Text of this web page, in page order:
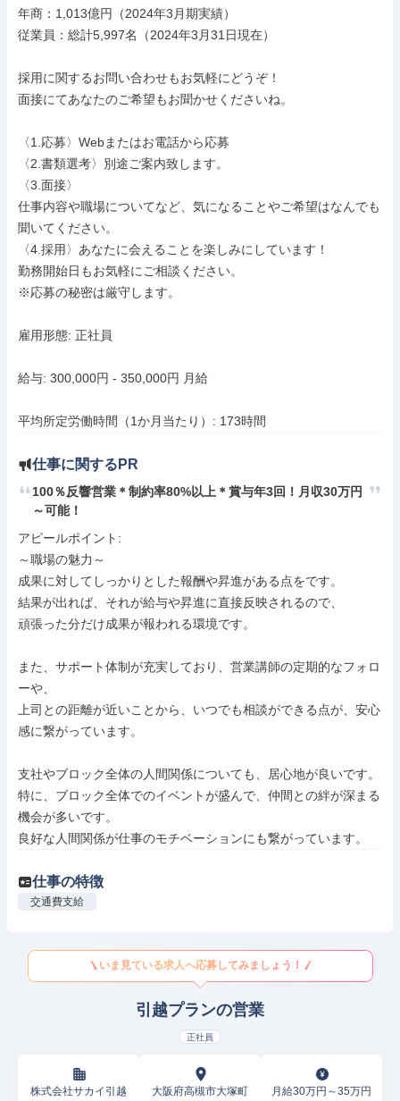
年商：1,013億円（2024年3月期実績）
従業員：総計5,997名（2024年3月31日現在）
採用に関するお問い合わせもお気軽にどうぞ！
面接にてあなたのご希望もお聞かせくださいね。
〈1.応募〉Webまたはお電話から応募
〈2.書類選考〉別途ご案内致します。
〈3.面接〉
仕事内容や職場についてなど、気になることやご希望はなんでも
聞いてください。
〈4.採用〉あなたに会えることを楽しみにしています！
勤務開始日もお気軽にご相談ください。
※応募の秘密は厳守します。
雇用形態: 正社員
給与: 300,000円 - 350,000円 月給
平均所定労働時間（1か月当たり）: 173時間
仕事に関するPR
100％反響営業＊制約率80%以上＊賞与年3回！月収30万円
～可能！
アピールポイント:
～職場の魅力～
成果に対してしっかりとした報酬や昇進がある点をです。
結果が出れば、それが給与や昇進に直接反映されるので、
頑張った分だけ成果が報われる環境です。
また、サポート体制が充実しており、営業講師の定期的なフォロ
ーや、
上司との距離が近いことから、いつでも相談ができる点が、安心
感に繋がっています。
支社やブロック全体の人間関係についても、居心地が良いです。
特に、ブロック全体でのイベントが盛んで、仲間との絆が深まる
機会が多いです。
良好な人間関係が仕事のモチベーションにも繋がっています。
仕事の特徴
交通費支給
いま見ている求人へ応募してみましょう！
引越プランの営業
正社員
株式会社サカイ引越 大阪府高槻市大塚町 月給30万円～35万円